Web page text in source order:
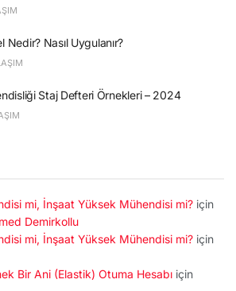
Nedir? Nasıl Uygulanır?
Staj Defteri Örnekleri – 2024
mi, İnşaat Yüksek Mühendisi mi? için
Demirkollu
mi, İnşaat Yüksek Mühendisi mi? için
Bir Ani (Elastik) Otuma Hesabı için